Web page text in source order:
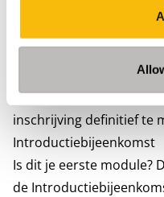
Engelse lees- en
Enthousiast over de
Samenwerkingen? Meld
aanmelding ontvang je
inschrijving definitief te
Introductiebijeenkomst
Is dit je eerste module?
de